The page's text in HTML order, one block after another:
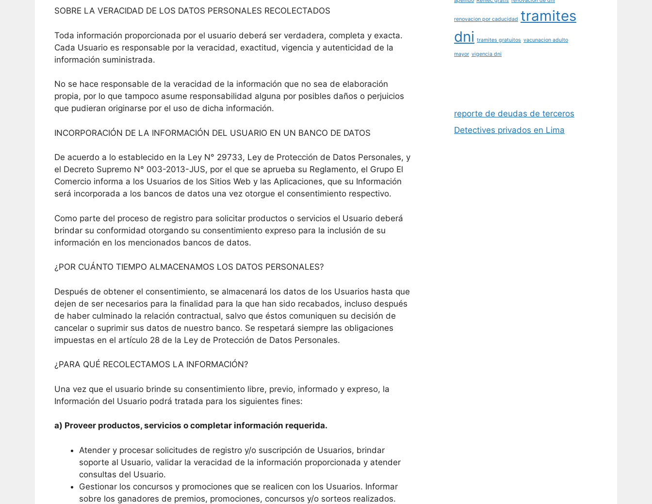
SOBRE LA VERACIDAD DE LOS DATOS PERSONALES RECOLECTADOS
Toda información proporcionada por el usuario deberá ser verdadera, completa y exacta.
Cada Usuario es responsable por la veracidad, exactitud, vigencia y autenticidad de la
información suministrada.
No se hace responsable de la veracidad de la información que no sea de elaboración
propia, por lo que tampoco asume responsabilidad alguna por posibles daños o perjuicios
que pudieran originarse por el uso de dicha información.
INCORPORACIÓN DE LA INFORMACIÓN DEL USUARIO EN UN BANCO DE DATOS
De acuerdo a lo establecido en la Ley N° 29733, Ley de Protección de Datos Personales, y
el Decreto Supremo N° 003-2013-JUS, por el que se aprueba su Reglamento, el Grupo El
Comercio informa a los Usuarios de los Sitios Web y las Aplicaciones, que su Información
será incorporada a los bancos de datos una vez otorgue el consentimiento respectivo.
Como parte del proceso de registro para solicitar productos o servicios el Usuario deberá
brindar su conformidad otorgando su consentimiento expreso para la inclusión de su
información en los mencionados bancos de datos.
¿POR CUÁNTO TIEMPO ALMACENAMOS LOS DATOS PERSONALES?
Después de obtener el consentimiento, se almacenará los datos de los Usuarios hasta que
dejen de ser necesarios para la finalidad para la que han sido recabados, incluso después
de haber culminado la relación contractual, salvo que éstos comuniquen su decisión de
cancelar o suprimir sus datos de nuestro banco. Se respetará siempre las obligaciones
impuestas en el artículo 28 de la Ley de Protección de Datos Personales.
¿PARA QUÉ RECOLECTAMOS LA INFORMACIÓN?
Una vez que el usuario brinde su consentimiento libre, previo, informado y expreso, la
Información del Usuario podrá tratada para los siguientes fines:
a) Proveer productos, servicios o completar información requerida.
Atender y procesar solicitudes de registro y/o suscripción de Usuarios, brindar
soporte al Usuario, validar la veracidad de la información proporcionada y atender
consultas del Usuario.
Gestionar los concursos y promociones que se realicen con los Usuarios. Informar
sobre los ganadores de premios, promociones, concursos y/o sorteos realizados.
renovacion por caducidad tramites
dni tramites gratuitos vacunacion adulto
mayor vigencia dni
reporte de deudas de terceros
Detectives privados en Lima